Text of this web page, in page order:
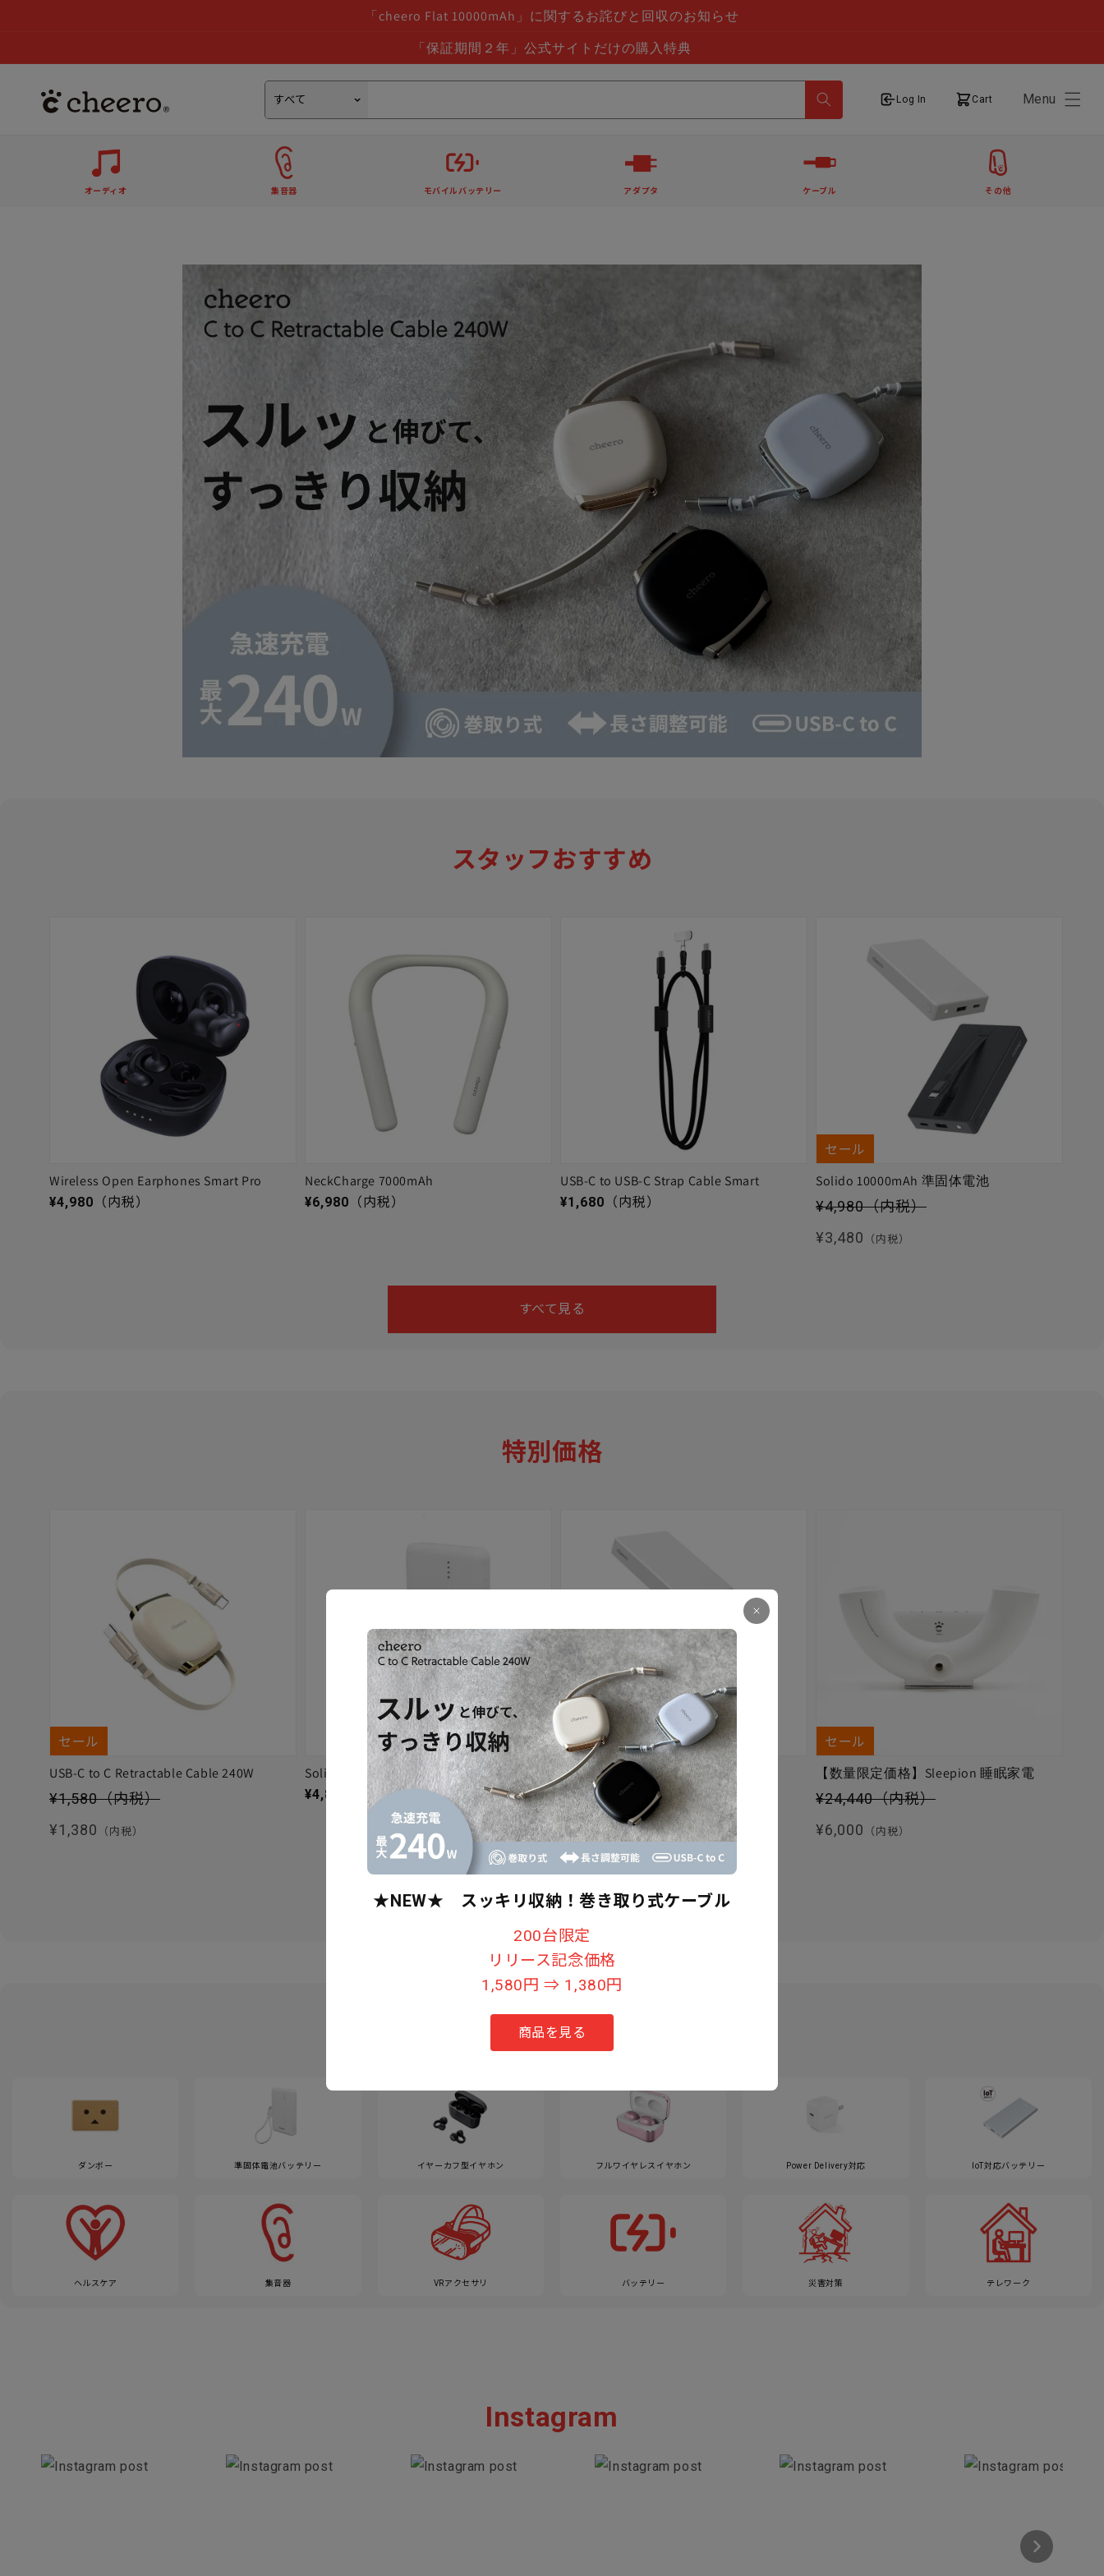
「cheero Flat 10000mAh」に関するお詫びと回収のお知らせ
「保証期間２年」公式サイトだけの購入特典
Log In
ログイン Cart
カート Menu
オーディオ 集音器 モバイルバッテリー アダプタ ケーブル その他
スタッフおすすめ
Wireless Open Earphones Smart Pro
通常価格
¥4,980 （内税）
NeckCharge 7000mAh
通常価格
¥6,980 （内税）
USB-C to USB-C Strap Cable Smart
通常価格
¥1,680 （内税）
セール
Solido 10000mAh 準固体電池
セール価格
¥4,980（内税）
通常価格
¥3,480 （内税）
すべて見る
特別価格
セール
USB-C to C Retractable Cable 240W
セール価格
¥1,580（内税）
通常価格
¥1,380 （内税）
Solitta 10000mAh 準固体電池
通常価格
¥4,880 （内税）
セール
Solido 10000mAh 準固体電池
セール価格
¥4,980 （内税）
通常価格
¥3,480（内税）
セール
【数量限定価格】Sleepion 睡眠家電
セール価格
¥24,440（内税）
通常価格
¥6,000 （内税）
すべて見る
カテゴリー
ダンボー 準固体電池バッテリー イヤーカフ型イヤホン フルワイヤレスイヤホン Power Delivery対応 IoT対応バッテリー
ヘルスケア 集音器 VRアクセサリ バッテリー 災害対策 テレワーク
Instagram
Section description
★NEW★ スッキリ収納！巻き取り式ケーブル
200台限定
リリース記念価格
1,580円 ⇒ 1,380円
商品を見る